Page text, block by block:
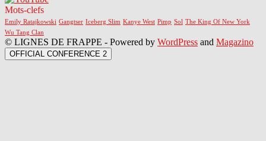
Mots-clefs
Emily Ratajkowski Gangtser Iceberg Slim Kanye West Pimp Sol The King Of New York
Wu Tang Clan
© LIGNES DE FRAPPE - Powered by WordPress and Magazino
OFFICIAL CONFERENCE 2